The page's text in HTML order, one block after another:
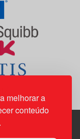
melhorar a
conteúdo